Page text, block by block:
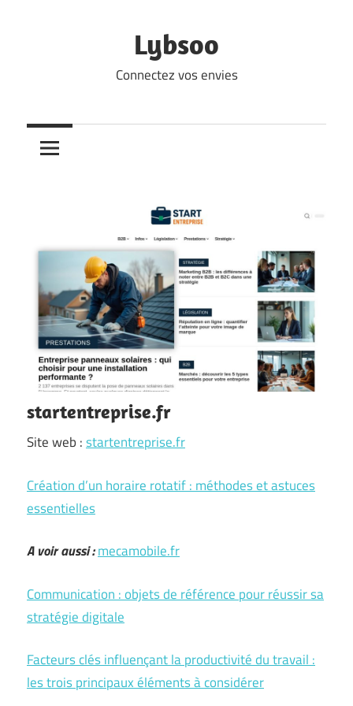
Lybsoo
Connectez vos envies
startentreprise.fr
Site web :startentreprise.fr
Création d’un horaire rotatif : méthodes et astuces
essentielles
A voir aussi :mecamobile.fr
Communication : objets de référence pour réussir sa
stratégie digitale
Facteurs clés influençant la productivité du travail :
les trois principaux éléments à considérer